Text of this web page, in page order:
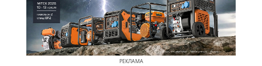
РЕКЛАМА